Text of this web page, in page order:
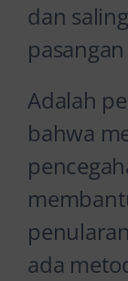
dan
Adalah
bahwa
ada